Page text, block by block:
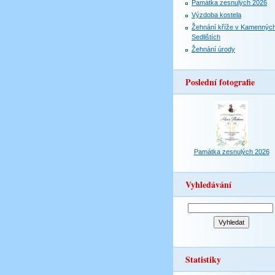
Památka zesnulých 2026
Výzdoba kostela
Žehnání kříže v
Sedlištích
Žehnání úrody
Poslední fotografie
Památka zesnulých 2026
Vyhledávání
Statistiky